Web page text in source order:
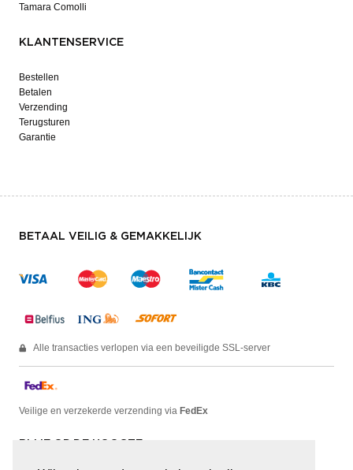
Tamara Comolli
KLANTENSERVICE
Bestellen
Betalen
Verzending
Terugsturen
Garantie
BETAAL VEILIG & GEMAKKELIJK
Alle transacties verlopen via een beveiligde SSL-server
Veilige en verzekerde verzending via FedEx
BLIJF OP DE HOOGTE